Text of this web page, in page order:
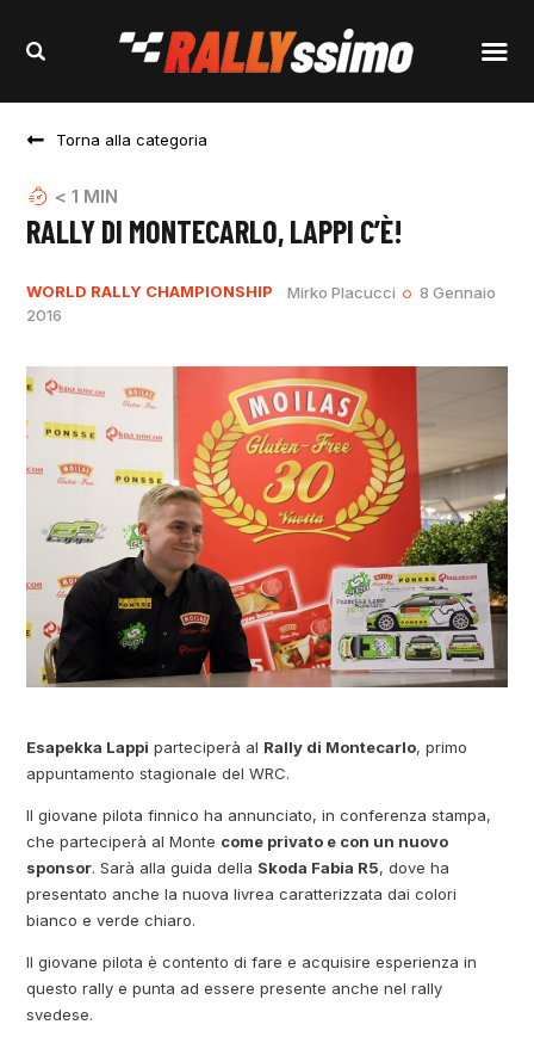
Torna alla categoria
< 1 MIN
RALLY DI MONTECARLO, LAPPI C’È!
WORLD RALLY CHAMPIONSHIP Mirko Placucci
8 Gennaio
2016
Esapekka Lappi parteciperà al Rally di Montecarlo, primo
appuntamento stagionale del WRC.
Il giovane pilota finnico ha annunciato, in conferenza stampa,
che parteciperà al Monte come privato e con un nuovo
sponsor. Sarà alla guida della Skoda Fabia R5, dove ha
presentato anche la nuova livrea caratterizzata dai colori
bianco e verde chiaro.
Il giovane pilota è contento di fare e acquisire esperienza in
questo rally e punta ad essere presente anche nel rally
svedese.